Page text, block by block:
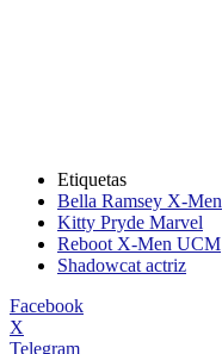
Etiquetas
Bella Ramsey X-Men
Kitty Pryde Marvel
Reboot X-Men UCM
Shadowcat actriz
Facebook
X
Telegram